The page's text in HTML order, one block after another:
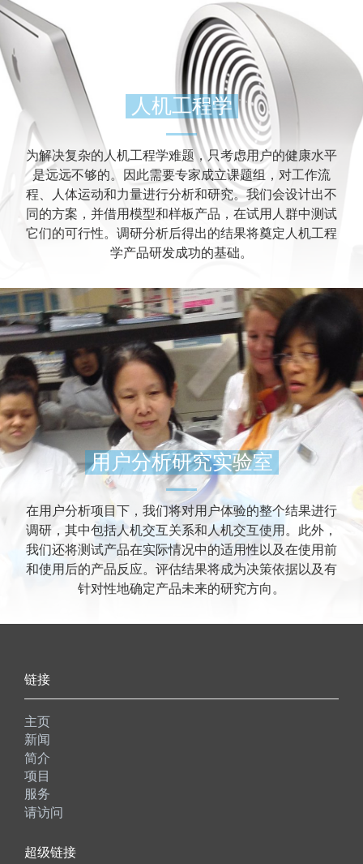
人机工程学
为解决复杂的人机工程学难题，只考虑用户的健康水平
是远远不够的。因此需要专家成立课题组，对工作流
程、人体运动和力量进行分析和研究。我们会设计出不
同的方案，并借用模型和样板产品，在试用人群中测试
它们的可行性。调研分析后得出的结果将奠定人机工程
学产品研发成功的基础。
用户分析研究实验室
在用户分析项目下，我们将对用户体验的整个结果进行
调研，其中包括人机交互关系和人机交互使用。此外，
我们还将测试产品在实际情况中的适用性以及在使用前
和使用后的产品反应。评估结果将成为决策依据以及有
针对性地确定产品未来的研究方向。
链接
主页
新闻
简介
项目
服务
请访问
超级链接